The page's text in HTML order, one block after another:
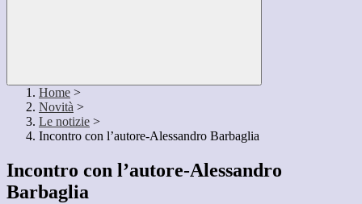
Home >
Novità >
Le notizie >
Incontro con l’autore-Alessandro Barbaglia
Incontro con l’autore-Alessandro
Barbaglia